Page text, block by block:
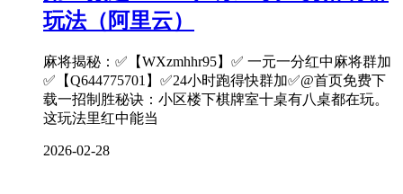
玩法（阿里云）
麻将揭秘：✅【WXzmhhr95】✅ 一元一分红中麻将群加
✅【Q644775701】✅24小时跑得快群加✅@首页免费下
载一招制胜秘诀：小区楼下棋牌室十桌有八桌都在玩。
这玩法里红中能当
2026-02-28